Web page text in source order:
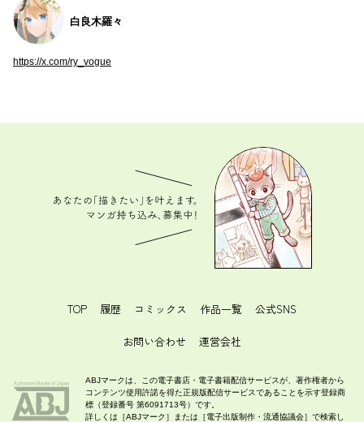
白良木羅々
https://x.com/ry_vogue
TOP 履歴 コミックス 作品一覧 公式SNS
お問い合わせ 運営会社
ABJマークは、この電子書店・電子書籍配信サービスが、著作権者から
コンテンツ使用許諾を得た正規版配信サービスであることを示す登録商
標（登録番号 第6091713号）です。
詳しくは［ABJマーク］または［電子出版制作・流通協議会］で検索し
あなたの「描きたい」を叶えます。 マンガ持ち込
み、募集中！